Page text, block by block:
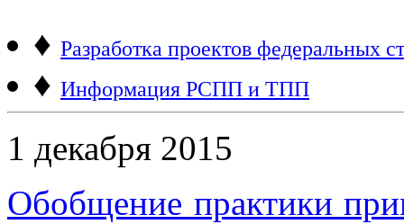
♦ Разработка проектов федеральных
♦ Информация РСПП и ТПП
1 декабря 2015
Обобщение практики